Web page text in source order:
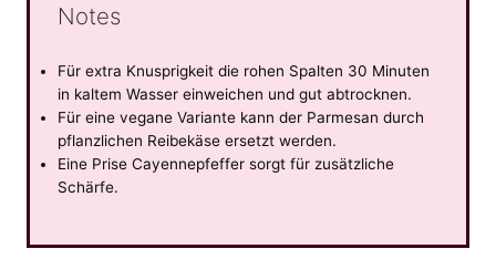
Notes
Für extra Knusprigkeit die rohen Spalten 30 Minuten
in kaltem Wasser einweichen und gut abtrocknen.
Für eine vegane Variante kann der Parmesan durch
pflanzlichen Reibekäse ersetzt werden.
Eine Prise Cayennepfeffer sorgt für zusätzliche
Schärfe.